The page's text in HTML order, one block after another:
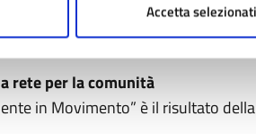
Accetta selezionati
rete per la comunità
in Movimento” è il risultato